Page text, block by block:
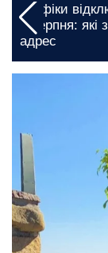
Київській
за